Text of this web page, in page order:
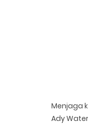
Menjaga
Ady